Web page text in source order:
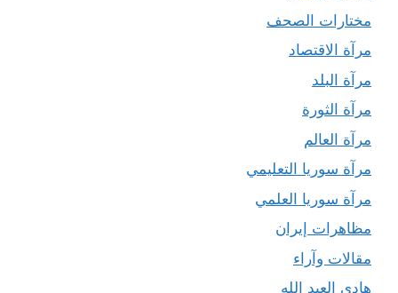
مختارات الصحف
مرآة الاقتصاد
مرآة البلد
مرآة الثورة
مرآة العالم
مرآة سوريا التعليمي
مرآة سوريا العلمي
مظاهرات إيران
مقالات وآراء
هادي العبد الله